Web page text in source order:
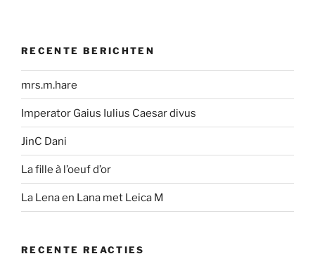
RECENTE BERICHTEN
mrs.m.hare
Imperator Gaius Iulius Caesar divus
JinC Dani
La fille à l’oeuf d’or
La Lena en Lana met Leica M
RECENTE REACTIES